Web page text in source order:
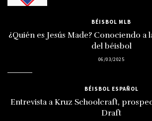
BÉISBOL MLB
¿Quién es Jesús Made? Conociendo a
del béisbol
06/03/2025
BÉISBOL ESPAÑOL
Entrevista a Kruz Schoolcraft,
Draft